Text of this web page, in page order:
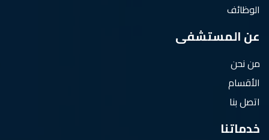
الوظائف
عن المستشفى
من نحن
الأقسام
اتصل بنا
خدماتنا